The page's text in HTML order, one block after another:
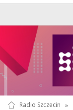
Radio Szczecin »